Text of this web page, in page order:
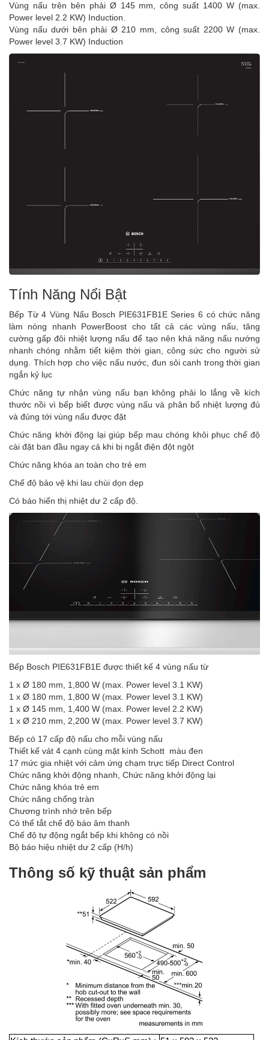
Vùng nấu trên bên phải Ø 145 mm, công suất 1400 W (max.
Power level 2.2 KW) Induction.
Vùng nấu dưới bên phải Ø 210 mm, công suất 2200 W (max.
Power level 3.7 KW) Induction
Tính Năng Nổi Bật
Bếp Từ 4 Vùng Nấu Bosch PIE631FB1E Series 6 có chức năng
làm nóng nhanh PowerBoost cho tất cả các vùng nấu, tăng
cường gấp đôi nhiệt lượng nấu để tạo nên khả năng nấu nướng
nhanh chóng nhằm tiết kiệm thời gian, công sức cho người sử
dụng. Thích hợp cho việc nấu nước, đun sôi canh trong thời gian
ngắn kỷ lục
Chức năng tự nhận vùng nấu bạn không phải lo lắng về kích
thước nồi vì bếp biết được vùng nấu và phân bổ nhiệt lượng đủ
và đúng tới vùng nấu được đặt
Chức năng khởi động lại giúp bếp mau chóng khôi phục chế độ
cài đặt ban đầu ngay cả khi bị ngắt điện đột ngột
Chức năng khóa an toàn cho trẻ em
Chế độ bảo vệ khi lau chùi dọn dẹp
Có báo hiển thị nhiệt dư 2 cấp độ.
Bếp Bosch PIE631FB1E được thiết kế 4 vùng nấu từ
1 x Ø 180 mm, 1,800 W (max. Power level 3.1 KW)
1 x Ø 180 mm, 1,800 W (max. Power level 3.1 KW)
1 x Ø 145 mm, 1,400 W (max. Power level 2.2 KW)
1 x Ø 210 mm, 2,200 W (max. Power level 3.7 KW)
Bếp có 17 cấp độ nấu cho mỗi vùng nấu
Thiết kế vát 4 cạnh cùng mặt kính Schott màu đen
17 mức gia nhiệt với cảm ứng chạm trực tiếp Direct Control
Chức năng khởi động nhanh, Chức năng khởi động lại
Chức năng khóa trẻ em
Chức năng chống tràn
Chương trình nhớ trên bếp
Có thể tắt chế độ báo âm thanh
Chế độ tự động ngắt bếp khi không có nồi
Bộ báo hiệu nhiệt dư 2 cấp (H/h)
Thông số kỹ thuật sản phẩm